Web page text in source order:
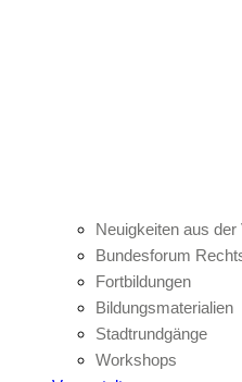
Neuigkeiten aus der
Bundesforum
Fortbildungen
Bildungsmaterialien
Stadtrundgänge
Workshops